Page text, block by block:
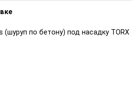
(шуруп по бетону) под насадку TORX